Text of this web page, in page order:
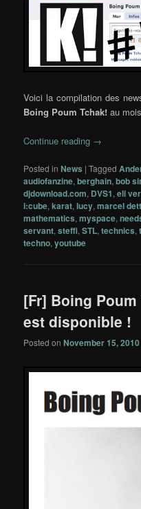
Voici la compilation des
Boing Poum Tchak! au
Continue reading →
Posted in News |Tagged
audiofanzine,berghain,bob
djdownload.com, DVS1,eli
i:cube,karat,lucy,marcel
mathematics,myspace,
servant,steffi,STL,technics,
techno,youtube
[Fr] Boing Poum
est disponible !
Posted onNovember 15, 2010